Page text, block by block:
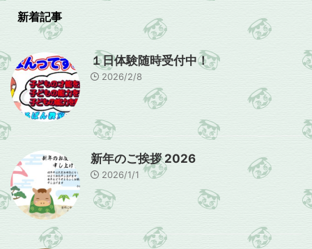
新着記事
１日体験随時受付中！
2026/2/8
新年のご挨拶 2026
2026/1/1